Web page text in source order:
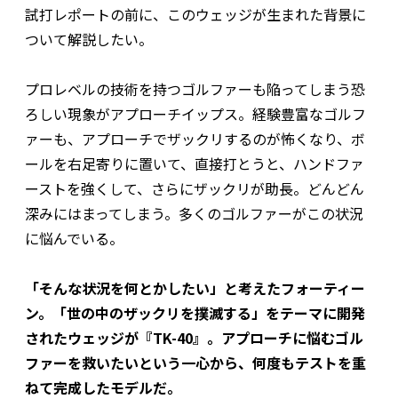
試打レポートの前に、このウェッジが生まれた背景に
ついて解説したい。
プロレベルの技術を持つゴルファーも陥ってしまう恐
ろしい現象がアプローチイップス。経験豊富なゴルフ
ァーも、アプローチでザックリするのが怖くなり、ボ
ールを右足寄りに置いて、直接打とうと、ハンドファ
ーストを強くして、さらにザックリが助長。どんどん
深みにはまってしまう。多くのゴルファーがこの状況
に悩んでいる。
「そんな状況を何とかしたい」と考えたフォーティー
ン。「世の中のザックリを撲滅する」をテーマに開発
されたウェッジが『TK-40』。アプローチに悩むゴル
ファーを救いたいという一心から、何度もテストを重
ねて完成したモデルだ。